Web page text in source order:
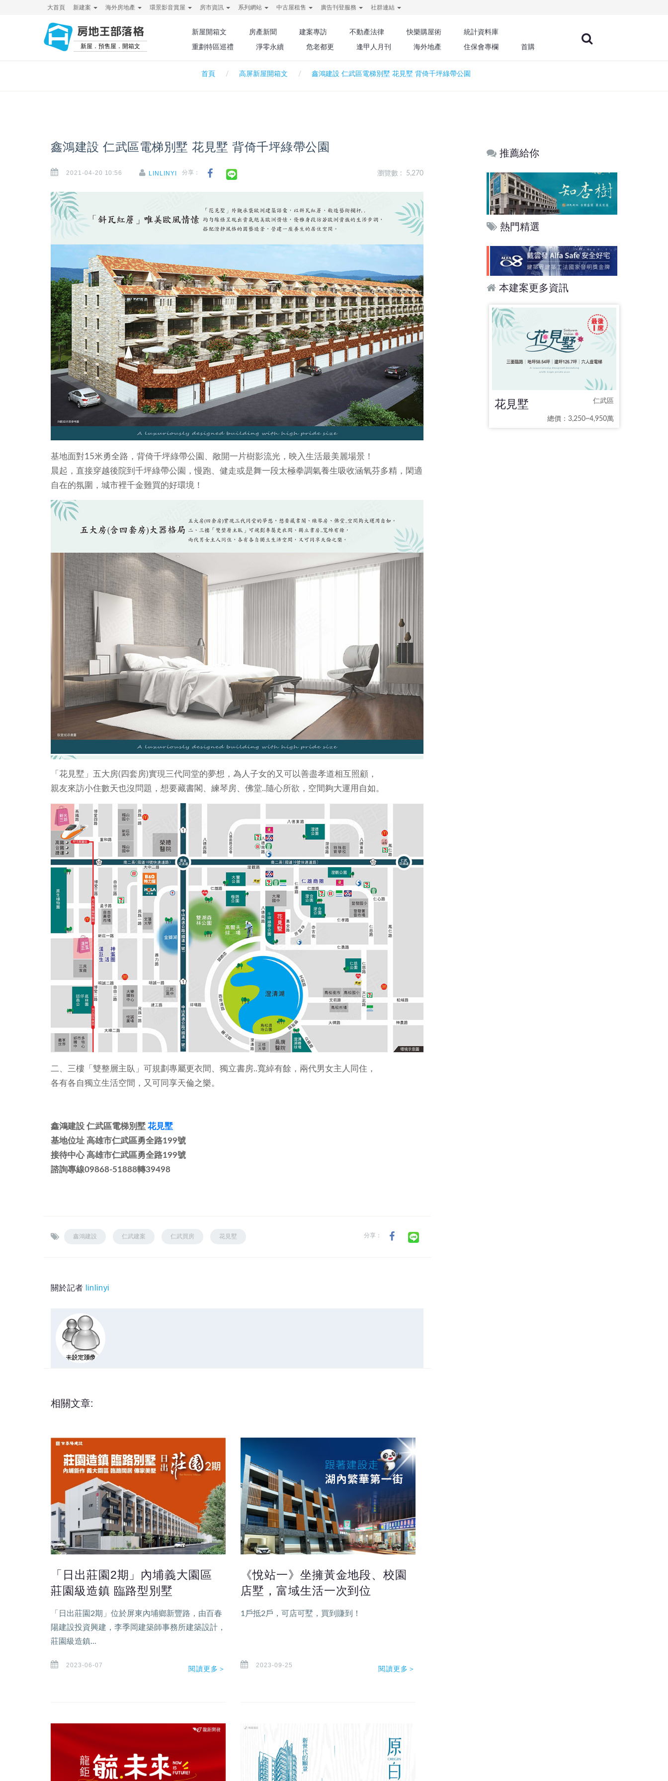
大首頁 新建案 海外房地產 環景影音賞屋 房市資訊 系列網站 中古屋租售 廣告刊登服務 社群連結
房地王部落格
新屋．預售屋．開箱文
新屋開箱文 房產新聞 建案專訪 不動產法律 快樂購屋術
統計資料庫
重劃特區巡禮
淨零永續 危老都更 逢甲人月刊 海外地產 住保會專欄 首購
首頁 高屏新屋開箱文 鑫鴻建設 仁武區電梯別墅 花見墅 背倚千坪綠帶公園
鑫鴻建設 仁武區電梯別墅 花見墅 背倚千坪綠帶公園
2021-04-20 10:56 LINLINYI 分享： 瀏覽數 : 5,270
基地面對15米勇全路，背倚千坪綠帶公園、敞開一片樹影流光，映入生活最美麗場景！
晨起，直接穿越後院到千坪綠帶公園，慢跑、健走或是舞一段太極拳調氣養生吸收涵氧芬多精，閑適
自在的氛圍，城市裡千金難買的好環境！
「花見墅」五大房(四套房)實現三代同堂的夢想，為人子女的又可以善盡孝道相互照顧，
親友來訪小住數天也沒問題，想要藏書閣、練琴房、佛堂..隨心所欲，空間夠大運用自如。
二、三樓「雙整層主臥」可規劃專屬更衣間、獨立書房..寬綽有餘，兩代男女主人同住，
各有各自獨立生活空間，又可同享天倫之樂。
鑫鴻建設 仁武區電梯別墅 花見墅
基地位址 高雄市仁武區勇全路199號
接待中心 高雄市仁武區勇全路199號
諮詢專線09868-51888轉39498
鑫鴻建設 仁武建案 仁武買房 花見墅 分享：
關於記者 linlinyi
相關文章:
「日出莊園2期」內埔義大園區
莊園級造鎮 臨路型別墅
「日出莊園2期」位於屏東內埔鄉新豐路，由百春
陽建設投資興建，李季岡建築師事務所建築設計，
莊園級造鎮...
2023-06-07 閱讀更多＞
《悅站一》坐擁黃金地段、校園
店墅，富域生活一次到位
1戶抵2戶，可店可墅，買到賺到！
2023-09-25 閱讀更多＞
推薦給你
熱門精選
本建案更多資訊
花見墅 仁武區
總價：3,250~4,950萬